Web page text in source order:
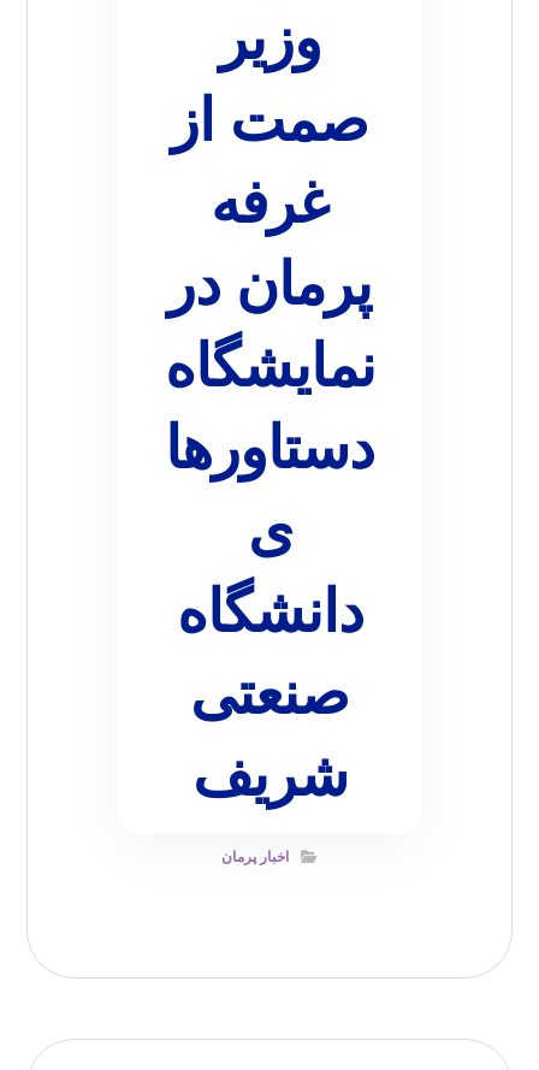
وزیر
صمت از
غرفه
پرمان در
نمایشگاه
دستاورها
ی
دانشگاه
صنعتی
شریف
اخبار پرمان